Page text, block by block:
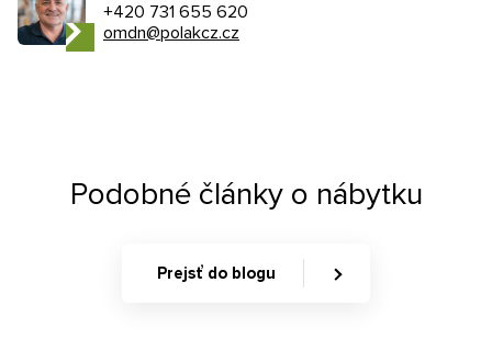
+420 731 655 620
omdn@polakcz.cz
Podobné články o nábytku
Prejsť do blogu